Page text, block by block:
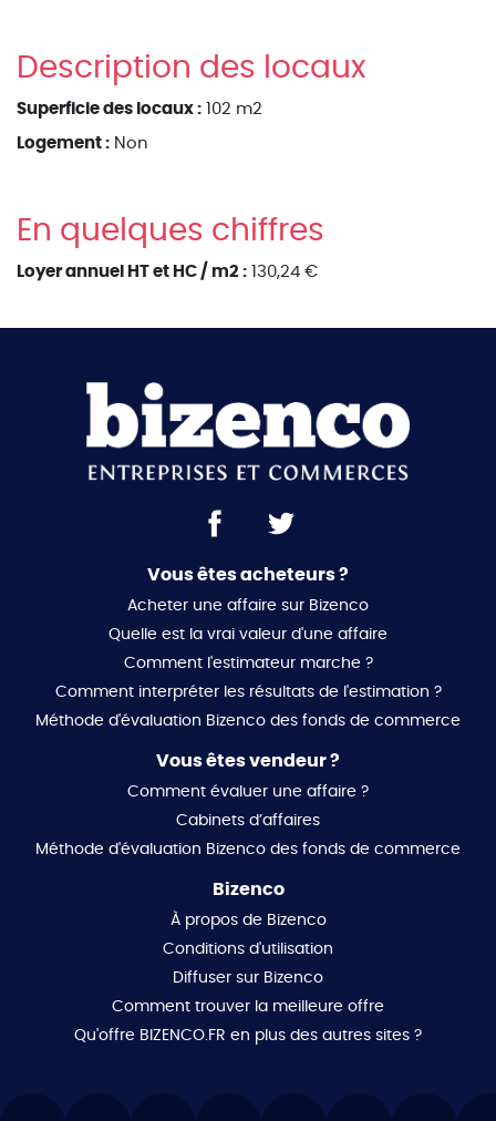
Description des locaux
Superficie des locaux : 102 m2
Logement : Non
En quelques chiffres
Loyer annuel HT et HC / m2 : 130,24 €
Vous êtes acheteurs ?
Acheter une affaire sur Bizenco
Quelle est la vrai valeur d'une affaire
Comment l'estimateur marche ?
Comment interpréter les résultats de l'estimation ?
Méthode d'évaluation Bizenco des fonds de commerce
Vous êtes vendeur ?
Comment évaluer une affaire ?
Cabinets d’affaires
Méthode d'évaluation Bizenco des fonds de commerce
Bizenco
À propos de Bizenco
Conditions d'utilisation
Diffuser sur Bizenco
Comment trouver la meilleure offre
Qu'offre BIZENCO.FR en plus des autres sites ?